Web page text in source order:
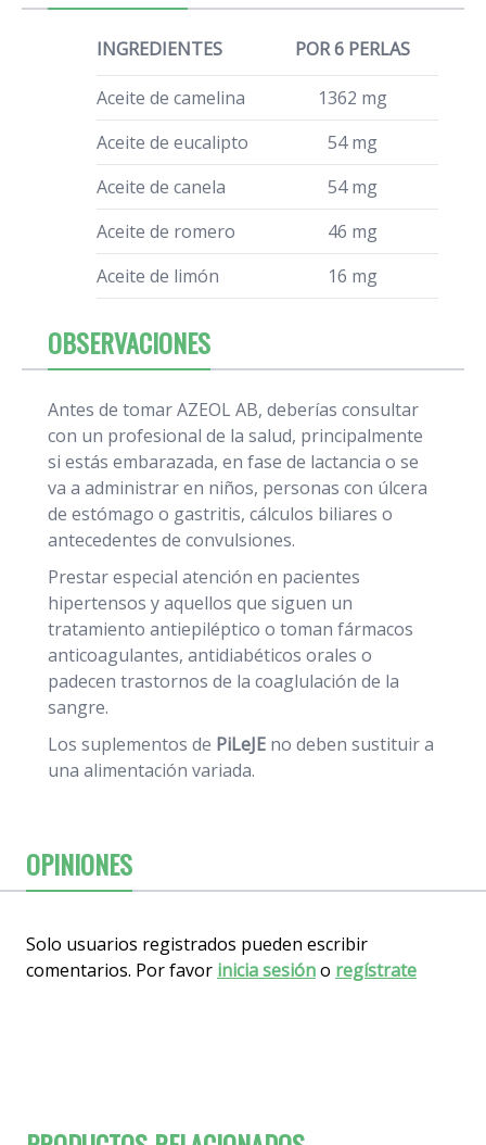
INGREDIENTES POR 6 PERLAS
Aceite de camelina
1362 mg
Aceite de eucalipto
54 mg
Aceite de canela
54 mg
Aceite de romero
46 mg
Aceite de limón
16 mg
OBSERVACIONES
Antes de tomar AZEOL AB, deberías consultar
con un profesional de la salud, principalmente
si estás embarazada, en fase de lactancia o se
va a administrar en niños, personas con úlcera
de estómago o gastritis, cálculos biliares o
antecedentes de convulsiones.
Prestar especial atención en pacientes
hipertensos y aquellos que siguen un
tratamiento antiepiléptico o toman fármacos
anticoagulantes, antidiabéticos orales o
padecen trastornos de la coaglulación de la
sangre.
Los suplementos de PiLeJE no deben sustituir a
una alimentación variada.
OPINIONES
Solo usuarios registrados pueden escribir
comentarios. Por favor inicia sesióno regístrate